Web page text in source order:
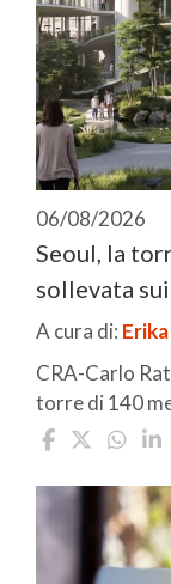
06/08/2026
Seoul, la
sollevata
A cura di:
CRA-Carlo
torre di 140